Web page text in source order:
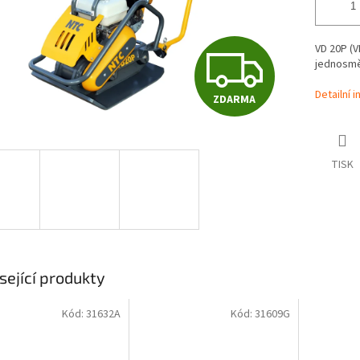
Z
D
M
ZDARMA
VD 20P
Detailní
TISK
produkty
Kód: 31632A Kód: 31609G